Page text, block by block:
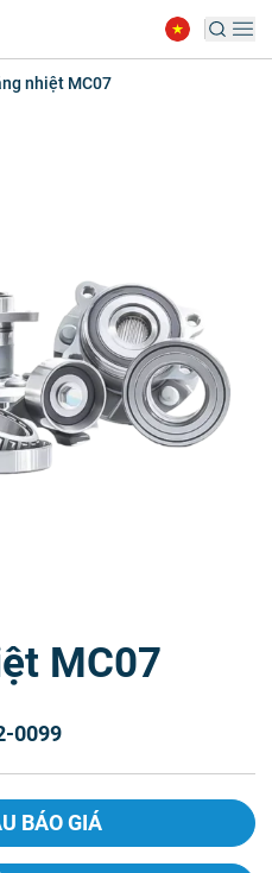
nhiệt MC07
MC07
0099
BÁO GIÁ